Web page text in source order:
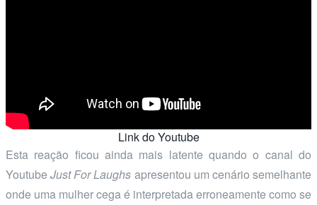
Link do Youtube
Esta reação ficou ainda mais latente quando o canal do
YoutubeJust For Laughs apresentou um cenário semelhante
onde uma mulher cega é interpretada erroneamente como se